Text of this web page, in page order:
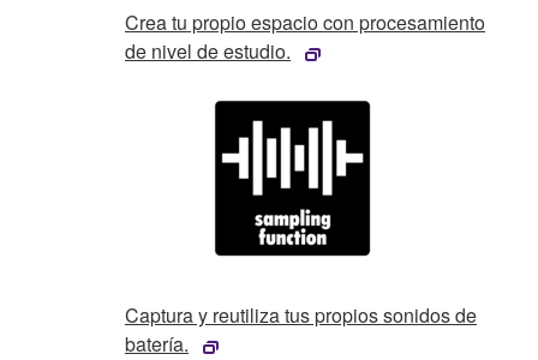
Crea tu propio espacio con procesamiento
de nivel de estudio.
Captura y reutiliza tus propios sonidos de
batería.